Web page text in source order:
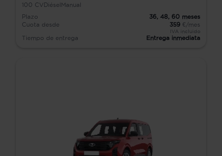
100 CV Diésel Manual
Plazo
36, 48, 60 meses
Cuota desde
359 €/mes
IVA incluido
Tiempo de entrega Entrega inmediata